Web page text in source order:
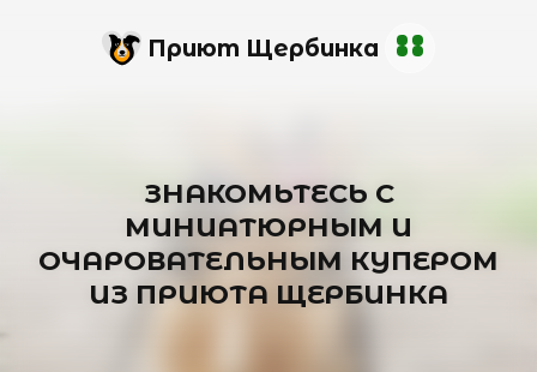
Приют Щербинка
ЗНАКОМЬТЕСЬ С
МИНИАТЮРНЫМ И
ОЧАРОВАТЕЛЬНЫМ КУПЕРОМ
ИЗ ПРИЮТА ЩЕРБИНКА